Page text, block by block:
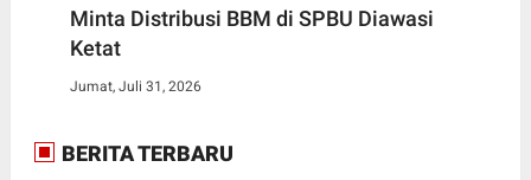
Minta Distribusi BBM di SPBU Diawasi
Ketat
Jumat, Juli 31, 2026
BERITA TERBARU